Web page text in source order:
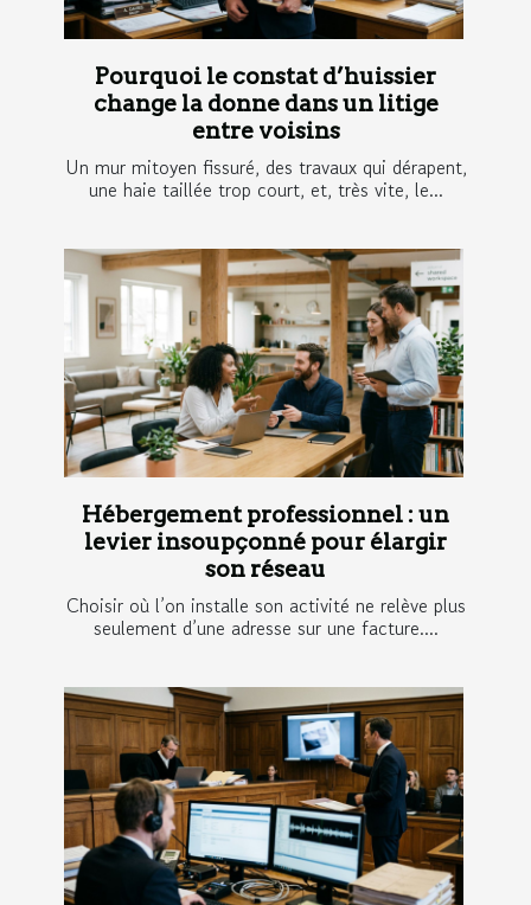
Pourquoi le constat d’huissier
change la donne dans un litige
entre voisins
Un mur mitoyen fissuré, des travaux qui dérapent,
une haie taillée trop court, et, très vite, le...
Hébergement professionnel : un
levier insoupçonné pour élargir
son réseau
Choisir où l’on installe son activité ne relève plus
seulement d’une adresse sur une facture....